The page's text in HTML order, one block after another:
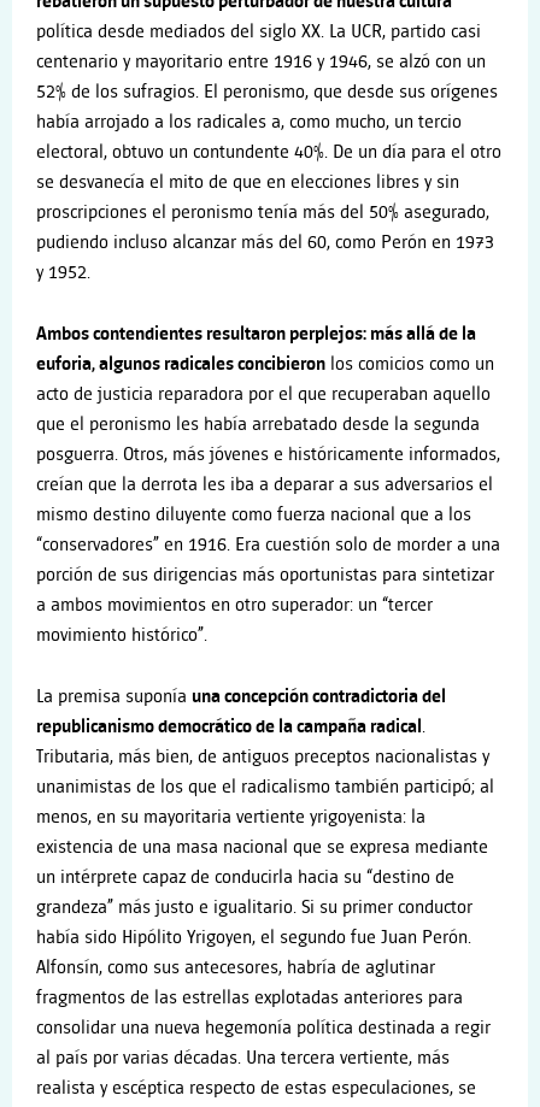
política desde mediados del siglo XX. La UCR, partido casi
centenario y mayoritario entre 1916 y 1946, se alzó con un
52% de los sufragios. El peronismo, que desde sus orígenes
había arrojado a los radicales a, como mucho, un tercio
electoral, obtuvo un contundente 40%. De un día para el otro
se desvanecía el mito de que en elecciones libres y sin
proscripciones el peronismo tenía más del 50% asegurado,
pudiendo incluso alcanzar más del 60, como Perón en 1973
y 1952.
Ambos contendientes resultaron perplejos: más allá de la
euforia, algunos radicales concibieron los comicios como un
acto de justicia reparadora por el que recuperaban aquello
que el peronismo les había arrebatado desde la segunda
posguerra. Otros, más jóvenes e históricamente informados,
creían que la derrota les iba a deparar a sus adversarios el
mismo destino diluyente como fuerza nacional que a los
“conservadores” en 1916. Era cuestión solo de morder a una
porción de sus dirigencias más oportunistas para sintetizar
a ambos movimientos en otro superador: un “tercer
movimiento histórico”.
La premisa suponía una concepción contradictoria del
republicanismo democrático de la campaña radical .
Tributaria, más bien, de antiguos preceptos nacionalistas y
unanimistas de los que el radicalismo también participó; al
menos, en su mayoritaria vertiente yrigoyenista: la
existencia de una masa nacional que se expresa mediante
un intérprete capaz de conducirla hacia su “destino de
grandeza” más justo e igualitario. Si su primer conductor
había sido Hipólito Yrigoyen, el segundo fue Juan Perón.
Alfonsín, como sus antecesores, habría de aglutinar
fragmentos de las estrellas explotadas anteriores para
consolidar una nueva hegemonía política destinada a regir
al país por varias décadas. Una tercera vertiente, más
realista y escéptica respecto de estas especulaciones, se